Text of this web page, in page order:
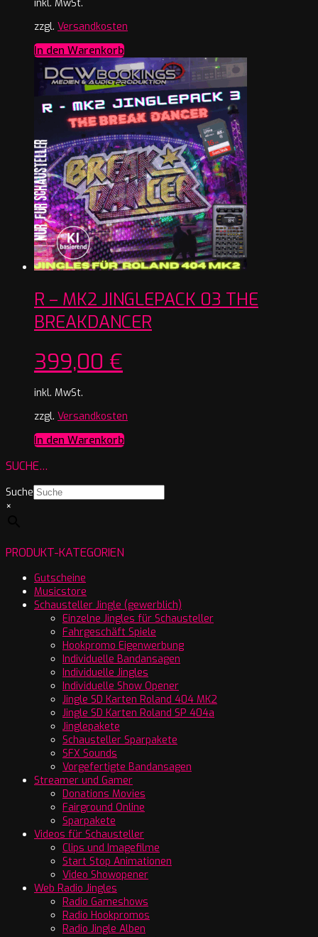
inkl. MwSt.
zzgl. Versandkosten
In den Warenkorb
R – MK2 JINGLEPACK 03 THE
BREAKDANCER
399,00 €
inkl. MwSt.
zzgl. Versandkosten
In den Warenkorb
SUCHE…
Suche
×
PRODUKT-KATEGORIEN
Gutscheine
Musicstore
Schausteller Jingle (gewerblich)
Einzelne Jingles für Schausteller
Fahrgeschäft Spiele
Hookpromo Eigenwerbung
Individuelle Bandansagen
Individuelle Jingles
Individuelle Show Opener
Jingle SD Karten Roland 404 MK2
Jingle SD Karten Roland SP 404a
Jinglepakete
Schausteller Sparpakete
SFX Sounds
Vorgefertigte Bandansagen
Streamer und Gamer
Donations Movies
Fairground Online
Sparpakete
Videos für Schausteller
Clips und Imagefilme
Start Stop Animationen
Video Showopener
Web Radio Jingles
Radio Gameshows
Radio Hookpromos
Radio Jingle Alben